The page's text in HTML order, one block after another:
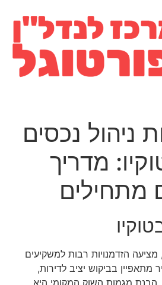
ניהול נכסים
מדריך
מתחילים
מציעה הזדמנויות רבות למשקיעים
בביקוש יציב לדירות,
הבנת מגמות השוק המקומי היא